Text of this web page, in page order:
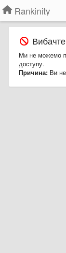
Rankinity
Ми не можемо
доступу.
Причина: Ви